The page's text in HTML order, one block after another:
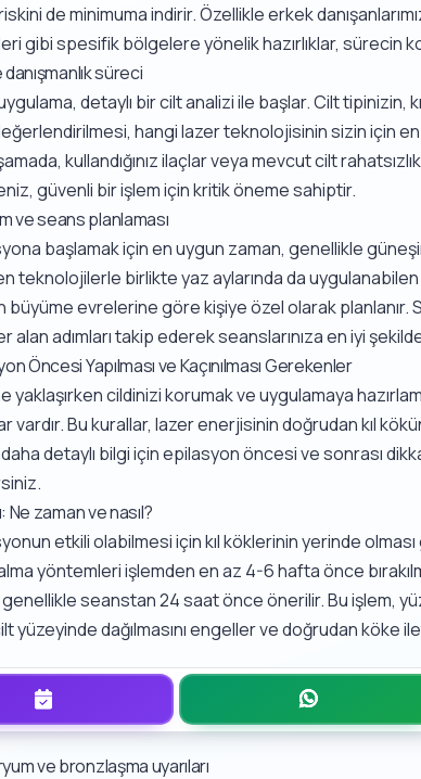
de minimuma indirir. Özellikle erkek
gibi spesifik bölgelere yönelik hazırlıklar, sürecin
süreci
detaylı bir cilt analizi ile başlar. Cilt tipinizin,
hangi lazer teknolojisinin sizin için
kullandığınız ilaçlar veya mevcut cilt
güvenli bir işlem için kritik öneme sahiptir.
ve seans planlaması
başlamak için en uygun zaman, genellikle
teknolojilerle birlikte yaz aylarında da
büyüme evrelerine göre kişiye özel olarak
alan adımları takip ederek seanslarınıza en iyi
Öncesi Yapılması ve Kaçınılması Gerekenler
yaklaşırken cildinizi korumak ve uygulamaya
vardır. Bu kurallar, lazer enerjisinin doğrudan kıl
detaylı bilgi içinepilasyon öncesi ve sonrası
Ne zaman ve nasıl?
etkili olabilmesi için kıl köklerinin yerinde
yöntemleri işlemden en az 4-6 hafta önce
genellikle seanstan 24 saat önce önerilir. Bu işlem,
yüzeyinde dağılmasını engeller ve doğrudan köke
ve bronzlaşma uyarıları